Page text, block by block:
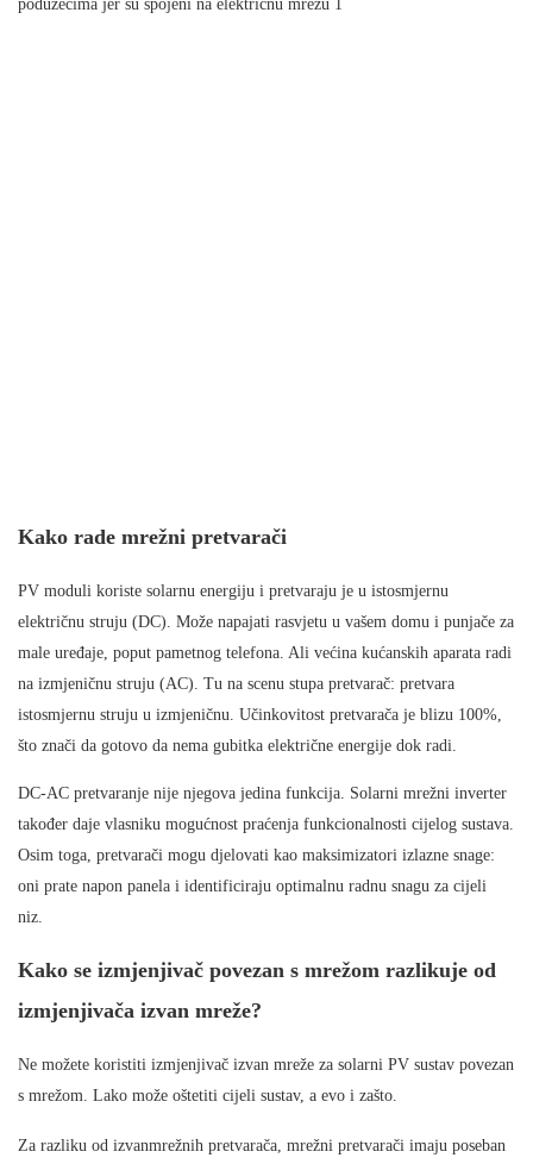
Kako rade mrežni pretvarači
PV moduli koriste solarnu energiju i pretvaraju je u istosmjernu
električnu struju (DC). Može napajati rasvjetu u vašem domu i punjače za
male uređaje, poput pametnog telefona. Ali većina kućanskih aparata radi
na izmjeničnu struju (AC). Tu na scenu stupa pretvarač: pretvara
istosmjernu struju u izmjeničnu. Učinkovitost pretvarača je blizu 100%,
što znači da gotovo da nema gubitka električne energije dok radi.
DC-AC pretvaranje nije njegova jedina funkcija. Solarni mrežni inverter
također daje vlasniku mogućnost praćenja funkcionalnosti cijelog sustava.
Osim toga, pretvarači mogu djelovati kao maksimizatori izlazne snage:
oni prate napon panela i identificiraju optimalnu radnu snagu za cijeli
niz.
Kako se izmjenjivač povezan s mrežom razlikuje od
izmjenjivača izvan mreže?
Ne možete koristiti izmjenjivač izvan mreže za solarni PV sustav povezan
s mrežom. Lako može oštetiti cijeli sustav, a evo i zašto.
Za razliku od izvanmrežnih pretvarača, mrežni pretvarači imaju poseban